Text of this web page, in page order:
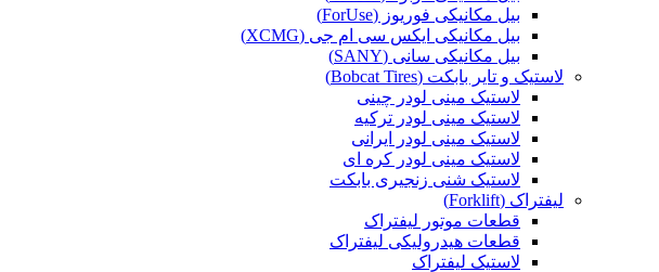
بیل مکانیکی فوریوز (ForUse)
بیل مکانیکی ایکس سی ام جی (XCMG)
بیل مکانیکی سانی (SANY)
لاستیک و تایر بابکت (Bobcat Tires)
لاستیک مینی لودر چینی
لاستیک مینی لودر ترکیه
لاستیک مینی لودر ایرانی
لاستیک مینی لودر کره ای
لاستیک شنی زنجیری بابکت
لیفتراک (Forklift)
قطعات موتور لیفتراک
قطعات هیدرولیکی لیفتراک
لاستیک لیفتراک